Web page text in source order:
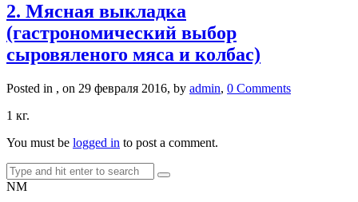
2. Мясная выкладка
(гастрономический выбор
сыровяленого мяса и колбас)
Posted in , on 29 февраля 2016, by admin, 0 Comments
1 кг.
You must be logged in to post a comment.
NM